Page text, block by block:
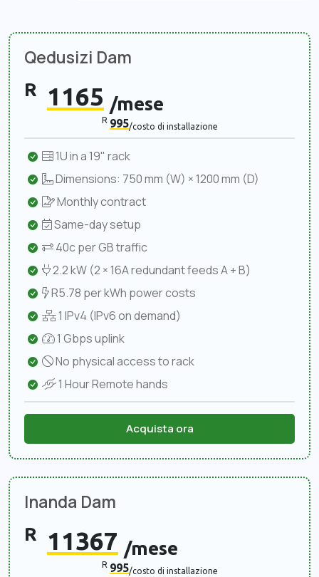
Qedusizi Dam
R 1165 /mese
R 995/costo di installazione
1U in a 19" rack
Dimensions: 750 mm (W) × 1200 mm (D)
Monthly contract
Same-day setup
40c per GB traffic
2.2 kW (2 × 16A redundant feeds A + B)
R5.78 per kWh power costs
1 IPv4 (IPv6 on demand)
1 Gbps uplink
No physical access to rack
1 Hour Remote hands
Acquista ora
Inanda Dam
R 11367 /mese
R 995/costo di installazione